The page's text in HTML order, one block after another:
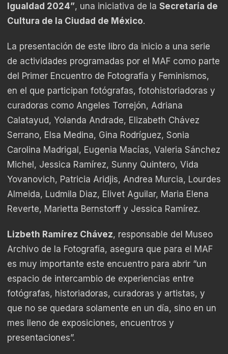
Igualdad 2024”, una iniciativa de la Secretaría de
Cultura de la Ciudad de México.
La presentación de este libro da inicio a una serie
de actividades programadas por el MAF como parte
del Primer Encuentro de Fotografía y Feminismos,
en el que participan fotógrafas, fotohistoriadoras y
curadoras como Angeles Torrejón, Adriana
Calatayud, Yolanda Andrade, Elizabeth Chávez
Serrano, Elsa Medina, Gina Rodríguez, Sonia
Carolina Madrigal, Eugenia Macías, Valeria Sánchez
Michel, Jessica Ramírez, Sunny Quintero, Vida
Yovanovich, Patricia Aridjis, Andrea Murcia, Lourdes
Almeida, Ludmila Diaz, Elivet Aguilar, Maria Elena
Reverte, Marietta Bernstorff y Jessica Ramírez.
Lizbeth Ramírez Chávez, responsable del Museo
Archivo de la Fotografía, asegura que para el MAF
es muy importante este encuentro para abrir “un
espacio de intercambio de experiencias entre
fotógrafas, historiadoras, curadoras y artistas, y
que no se quedara solamente en un día, sino en un
mes lleno de exposiciones, encuentros y
presentaciones”.